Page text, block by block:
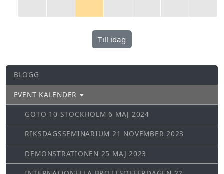
BLOGG
EVENT KALENDER
GOTO 10 STOCKHOLM 6 MAJ 2024
RIKSDAGSSEMINARIUM 21 NOVEMBER 2023
DEMONSTRATIONEN 25 MAJ 2023